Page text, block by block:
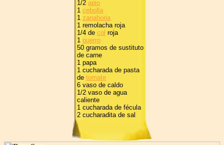
1/2 apio
1 cebolla
1 zanahoria
1 remolacha roja
1/4 de col roja
1 puerro
50 gramos de sustituto
de carne
1 papa
1 cucharada de pasta
de tomate
6 vaso de caldo
1/2 vaso de agua
caliente
1 cucharada de fécula
2 cucharadita de sal